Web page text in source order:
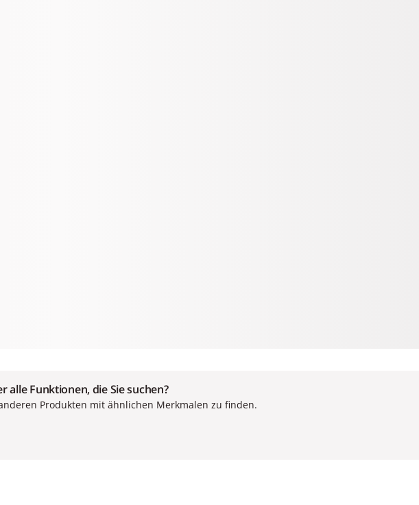
Funktionen, die Sie suchen?
Produkten mit ähnlichen Merkmalen zu finden.